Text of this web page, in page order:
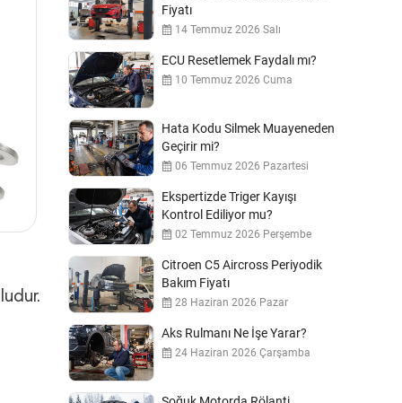
Fiyatı
14 Temmuz 2026 Salı
ECU Resetlemek Faydalı mı?
10 Temmuz 2026 Cuma
Hata Kodu Silmek Muayeneden
Geçirir mi?
06 Temmuz 2026 Pazartesi
Ekspertizde Triger Kayışı
Kontrol Ediliyor mu?
02 Temmuz 2026 Perşembe
Citroen C5 Aircross Periyodik
Bakım Fiyatı
28 Haziran 2026 Pazar
Aks Rulmanı Ne İşe Yarar?
24 Haziran 2026 Çarşamba